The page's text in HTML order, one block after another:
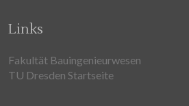
Links
Fakultät Bauingenieurwesen
TU Dresden Startseite